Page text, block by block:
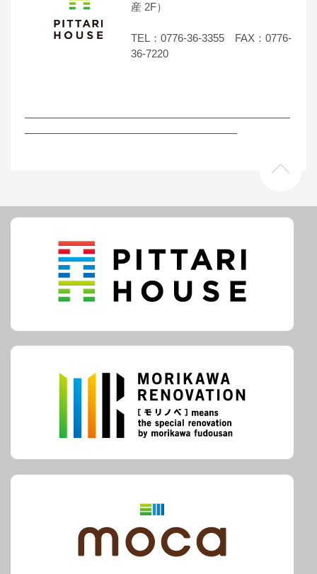
産 2F）
TEL：0776-36-3355 FAX：0776-
36-7220
―――――――――――――――――――――――――
――――――――――――――――――――